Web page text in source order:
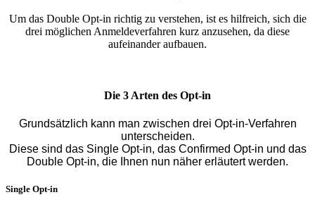
Um das Double Opt-in richtig zu verstehen, ist es hilfreich, sich die
drei möglichen Anmeldeverfahren kurz anzusehen, da diese
aufeinander aufbauen.
Die 3 Arten des Opt-in
Grundsätzlich kann man zwischen drei Opt-in-Verfahren
unterscheiden.
Diese sind das Single Opt-in, das Confirmed Opt-in und das
Double Opt-in, die Ihnen nun näher erläutert werden.
Single Opt-in